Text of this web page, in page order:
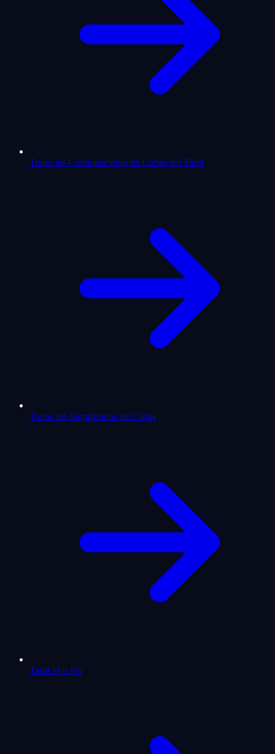
Todas las Combinaciones de Cartas del Tarot
Todos los Significados de Cartas
Tarot Si o No